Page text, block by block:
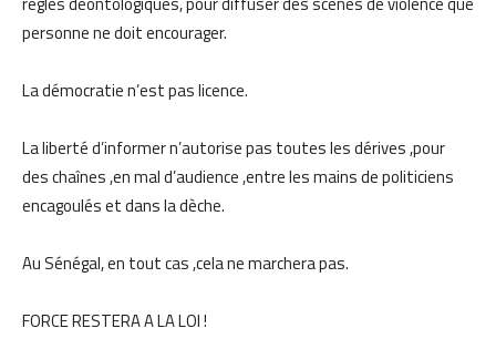
personne ne doit encourager.
La démocratie n’est pas licence.
La liberté d’informer n’autorise pas toutes les dérives ,pour
des chaînes ,en mal d’audience ,entre les mains de politiciens
encagoulés et dans la dèche.
Au Sénégal, en tout cas ,cela ne marchera pas.
FORCE RESTERA A LA LOI !